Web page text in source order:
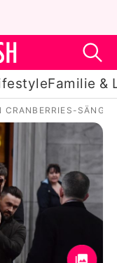
Familie &
CRANBERRIES-